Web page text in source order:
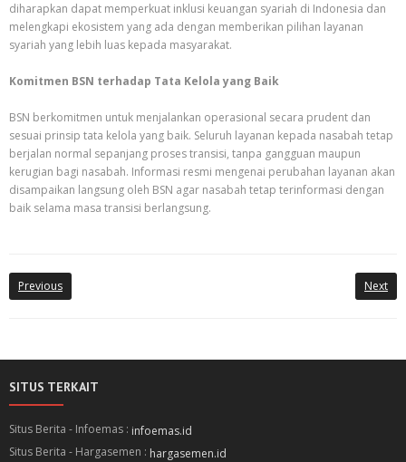
diharapkan dapat memperkuat inklusi keuangan syariah di Indonesia dan
melengkapi ekosistem yang ada dengan memberikan pilihan layanan
syariah yang lebih luas kepada masyarakat.
Komitmen BSN terhadap Tata Kelola yang Baik
BSN berkomitmen untuk menjalankan operasional secara prudent dan
sesuai prinsip tata kelola yang baik. Seluruh layanan kepada nasabah tetap
berjalan normal sepanjang proses transisi, tanpa gangguan maupun
kerugian bagi nasabah. Informasi resmi mengenai perubahan layanan akan
disampaikan langsung oleh BSN agar nasabah tetap terinformasi dengan
baik selama masa transisi berlangsung.
Previous Next
SITUS TERKAIT
Situs Berita - Infoemas : infoemas.id
Situs Berita - Hargasemen : hargasemen.id